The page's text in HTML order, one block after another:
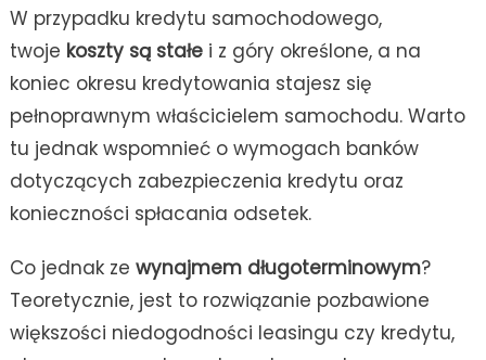
W przypadku kredytu samochodowego,
twoje koszty są stałei z góry określone, a na
koniec okresu kredytowania stajesz się
pełnoprawnym właścicielem samochodu. Warto
tu jednak wspomnieć o wymogach banków
dotyczących zabezpieczenia kredytu oraz
konieczności spłacania odsetek.
Co jednak ze wynajmem długoterminowym?
Teoretycznie, jest to rozwiązanie pozbawione
większości niedogodności leasingu czy kredytu,